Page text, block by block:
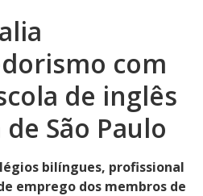
com
de inglês
São Paulo
bilíngues, profissional
emprego dos membros de